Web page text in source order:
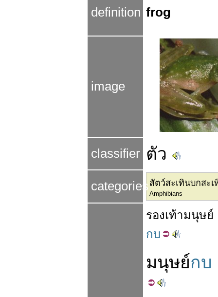
definition frog
image
classifier ตัว
categories สัตว์สะเทินบกสะ
Amphibians
รองเท้ามนุษย์
กบ
มนุษย์กบ